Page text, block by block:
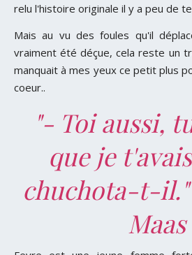
relu l'histoire originale il y a peu de
Mais au vu des foules qu'il
vraiment été déçue, cela reste un
manquait à mes yeux ce petit plus
coeur..
"- Toi aussi,
que je
chuchota-t-il."
Maas